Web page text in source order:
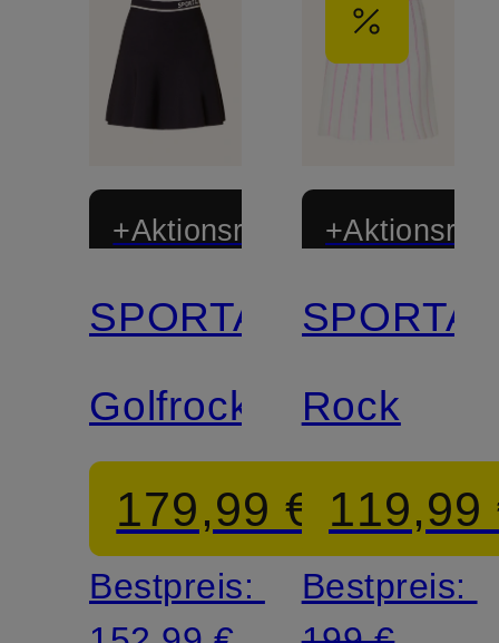
+Aktionsrabatt
SPORTALM
Golfrock
179,99 €
Bestpreis:
Rock
119,99
Bestpreis: